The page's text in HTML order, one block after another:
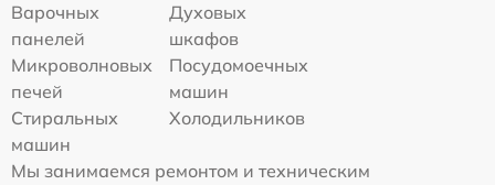
Варочных
панелей
Духовых
шкафов
Микроволновых
печей
Посудомоечных
машин
Стиральных
машин
Холодильников
Мы занимаемся ремонтом и техническим